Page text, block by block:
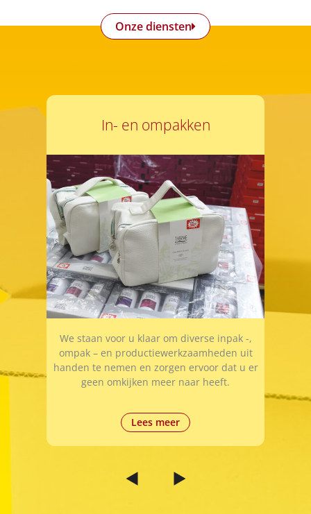
Onze diensten
In- en ompakken
We staan voor u klaar om diverse inpak -,
ompak – en productiewerkzaamheden uit
handen te nemen en zorgen ervoor dat u er
geen omkijken meer naar heeft.
Lees meer